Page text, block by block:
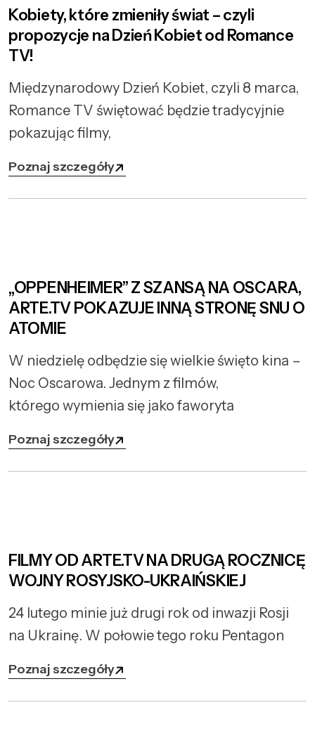
Kobiety, które zmieniły świat – czyli
propozycje na Dzień Kobiet od Romance
TV!
Międzynarodowy Dzień Kobiet, czyli 8 marca,
Romance TV świętować będzie tradycyjnie
pokazując filmy,
Poznaj szczegóły
„OPPENHEIMER” Z SZANSĄ NA OSCARA,
ARTE.TV POKAZUJE INNĄ STRONĘ SNU O
ATOMIE
W niedzielę odbędzie się wielkie święto kina –
Noc Oscarowa. Jednym z filmów,
którego wymienia się jako faworyta
Poznaj szczegóły
FILMY OD ARTE.TV NA DRUGĄ ROCZNICĘ
WOJNY ROSYJSKO-UKRAIŃSKIEJ
24 lutego minie już drugi rok od inwazji Rosji
na Ukrainę. W połowie tego roku Pentagon
Poznaj szczegóły